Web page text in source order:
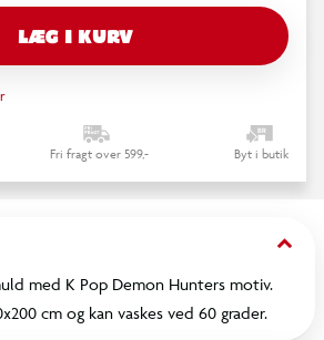
LÆG I KURV
Fri fragt over 599,- Byt i butik
keyboard_arrow_down
med K Pop Demon Hunters motiv.
cm og kan vaskes ved 60 grader.